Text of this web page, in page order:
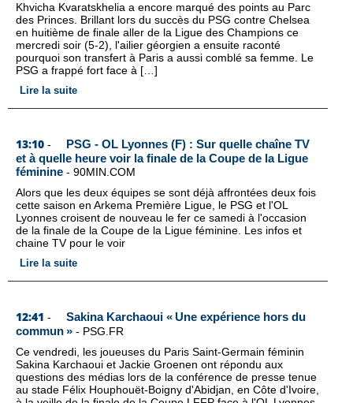
Khvicha Kvaratskhelia a encore marqué des points au Parc
des Princes. Brillant lors du succès du PSG contre Chelsea
en huitième de finale aller de la Ligue des Champions ce
mercredi soir (5-2), l'ailier géorgien a ensuite raconté
pourquoi son transfert à Paris a aussi comblé sa femme. Le
PSG a frappé fort face à […]
Lire la suite
13:10 -
PSG - OL Lyonnes (F) : Sur quelle chaîne TV
et à quelle heure voir la finale de la Coupe de la Ligue
féminine - 90MIN.COM
Alors que les deux équipes se sont déjà affrontées deux fois
cette saison en Arkema Première Ligue, le PSG et l'OL
Lyonnes croisent de nouveau le fer ce samedi à l'occasion
de la finale de la Coupe de la Ligue féminine. Les infos et
chaine TV pour le voir
Lire la suite
12:41 -
Sakina Karchaoui « Une expérience hors du
commun » - PSG.FR
Ce vendredi, les joueuses du Paris Saint-Germain féminin
Sakina Karchaoui et Jackie Groenen ont répondu aux
questions des médias lors de la conférence de presse tenue
au stade Félix Houphouët-Boigny d'Abidjan, en Côte d'Ivoire,